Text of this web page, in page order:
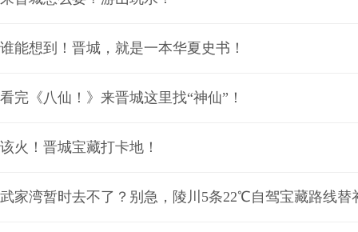
谁能想到！晋城，就是一本华夏史书！
看完《八仙！》来晋城这里找“神仙”！
该火！晋城宝藏打卡地！
武家湾暂时去不了？别急，陵川5条22℃自驾宝藏路线替